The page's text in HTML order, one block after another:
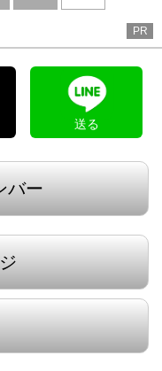
PR
送る
バー